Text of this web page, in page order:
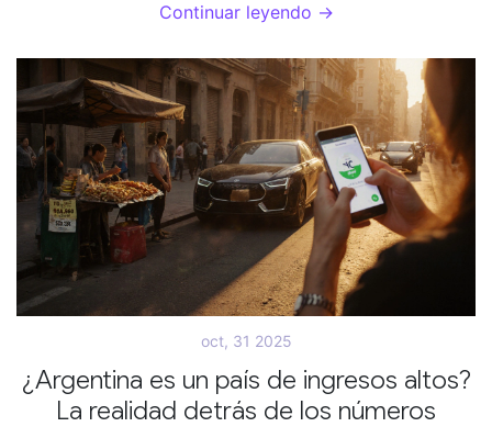
rurales.
Continuar leyendo →
oct, 31 2025
¿Argentina es un país de ingresos altos?
La realidad detrás de los números